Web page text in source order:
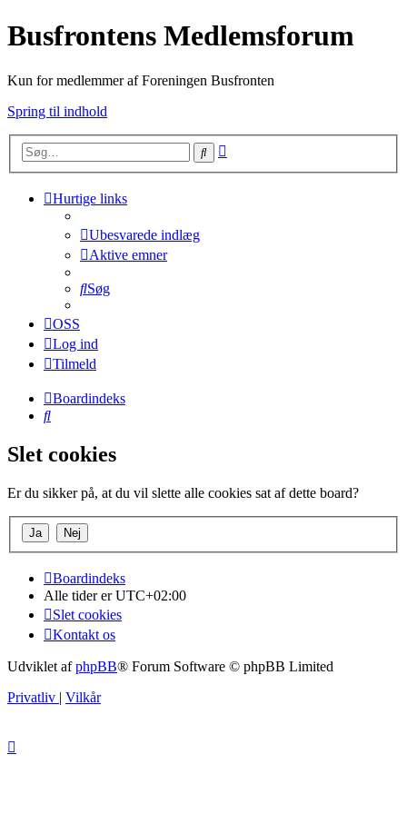
Busfrontens Medlemsforum
Kun for medlemmer af Foreningen Busfronten
Spring til indhold
Søg
Hurtige links
Ubesvarede indlæg
Aktive emner
Søg
OSS
Log ind
Tilmeld
Boardindeks
Søg
Slet cookies
Er du sikker på, at du vil slette alle cookies sat af dette board?
Boardindeks
Alle tider erUTC+02:00
Slet cookies
Kontakt os
Udviklet afphpBB® Forum Software © phpBB Limited
Privatliv | Vilkår